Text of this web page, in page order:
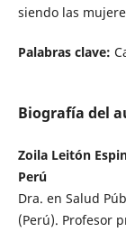
siendo las
Palabras clave:
Biografía del
Zoila Leitón
Perú
Dra. en Salud
(Perú). Profesor